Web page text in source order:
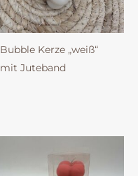
Bubble Kerze „weiß“
mit Juteband